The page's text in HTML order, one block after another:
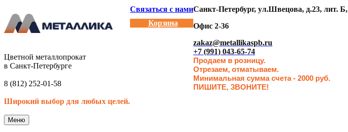
Цветной металлопрокат
в Санкт-Петербурге
8 (812) 252-01-58
Широкий выбор для любых целей.
Связаться с нами
Корзина
Санкт-Петербург, ул.Швецова, д.23, лит. Б,
Офис 2-36
zakaz@metallikaspb.ru
+7 (991) 043-65-74
Продаем в розницу.
Отрезаем, отматываем.
Минимальная сумма счета - 2000 руб.
ПИШИТЕ, ЗВОНИТЕ!
Меню